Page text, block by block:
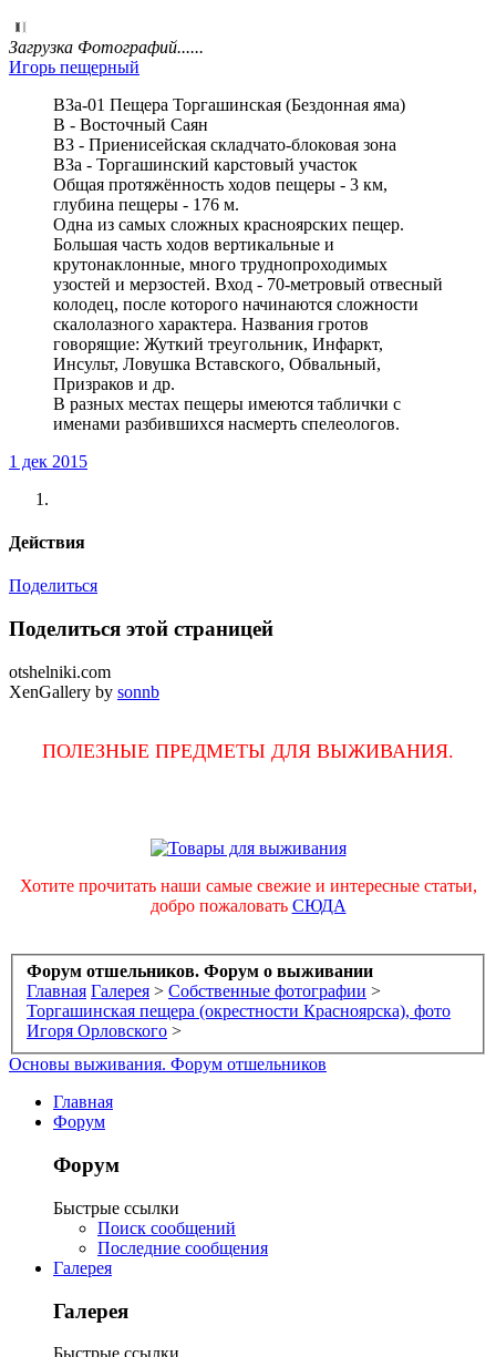
Загрузка Фотографий......
Игорь пещерный
В3а-01 Пещера Торгашинская (Бездонная яма)
В - Восточный Саян
В3 - Приенисейская складчато-блоковая зона
В3а - Торгашинский карстовый участок
Общая протяжённость ходов пещеры - 3 км,
глубина пещеры - 176 м.
Одна из самых сложных красноярских пещер.
Большая часть ходов вертикальные и
крутонаклонные, много труднопроходимых
узостей и мерзостей. Вход - 70-метровый отвесный
колодец, после которого начинаются сложности
скалолазного характера. Названия гротов
говорящие: Жуткий треугольник, Инфаркт,
Инсульт, Ловушка Вставского, Обвальный,
Призраков и др.
В разных местах пещеры имеются таблички с
именами разбившихся насмерть спелеологов.
1 дек 2015
Действия
Поделиться
Поделиться этой страницей
otshelniki.com
XenGallery by sonnb
ПОЛЕЗНЫЕ ПРЕДМЕТЫ ДЛЯ ВЫЖИВАНИЯ.
Хотите прочитать наши самые свежие и интересные статьи,
добро пожаловать СЮДА
Форум отшельников. Форум о выживании
Главная Галерея > Собственные фотографии >
Торгашинская пещера (окрестности Красноярска), фото
Игоря Орловского >
Основы выживания. Форум отшельников
Главная
Форум
Форум
Быстрые ссылки
Поиск сообщений
Последние сообщения
Галерея
Галерея